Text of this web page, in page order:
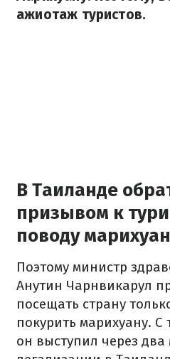
ажиотаж туристов.
В Таиланде
призывом к
поводу
Поэтому министр
Анутин Чарнвикарул
посещать страну
покурить марихуану.
он выступил через два